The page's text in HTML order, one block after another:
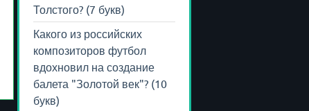
Толстого? (7 букв)
Какого из российских
композиторов футбол
вдохновил на создание
балета "Золотой век"? (10
букв)